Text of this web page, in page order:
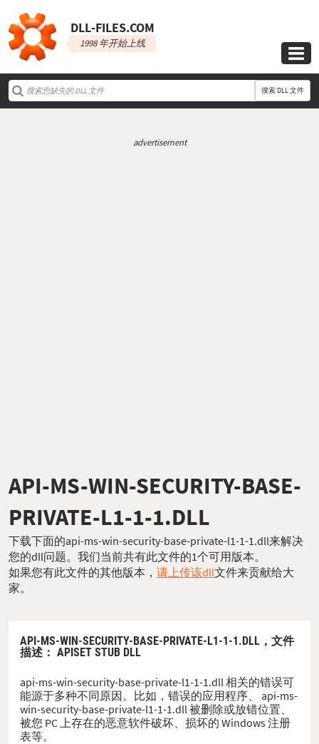
DLL‑FILES.COM
1998 年开始上线

搜索 DLL 文件
advertisement
API-MS-WIN-SECURITY-BASE-
PRIVATE-L1-1-1.DLL
下载下面的api-ms-win-security-base-private-l1-1-1.dll来解决
您的dll问题。我们当前共有此文件的1个可用版本。
如果您有此文件的其他版本， 请上传该dll文件来贡献给大
家。
API-MS-WIN-SECURITY-BASE-PRIVATE-L1-1-1.DLL， 文件
描述 ： APISET STUB DLL
api-ms-win-security-base-private-l1-1-1.dll 相关的错误可
能源于多种不同原因。比如，错误的应用程序、 api-ms-
win-security-base-private-l1-1-1.dll 被删除或放错位置、
被您 PC 上存在的恶意软件破坏、损坏的 Windows 注册
表等。